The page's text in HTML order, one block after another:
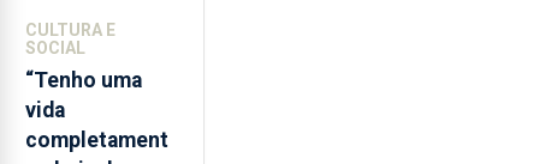
CULTURA E
SOCIAL
“Tenho uma
vida
completament